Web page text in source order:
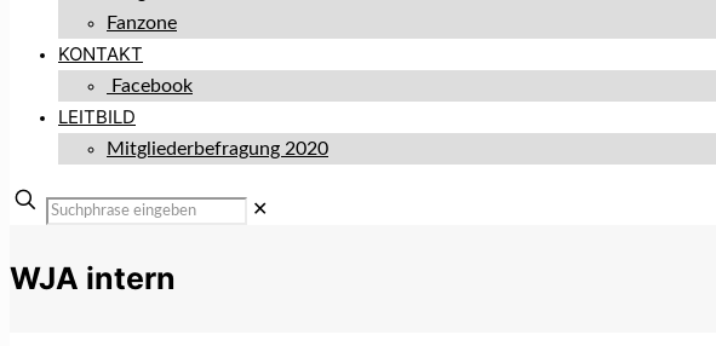
Fanzone
KONTAKT
Facebook
LEITBILD
Mitgliederbefragung 2020
✕
WJA intern